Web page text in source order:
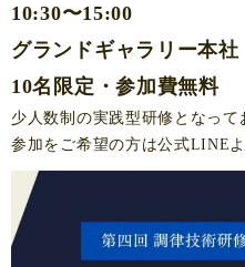
10:30〜15:00
グランドギャラリー本社
10名限定・参加費無料
少人数制の実践型研修となって
参加をご希望の方は公式LINE